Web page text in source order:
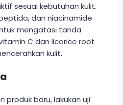
sesuai kebutuhan kulit.
dan niacinamide
mengatasi tanda
C dan licorice root
kulit.
produk baru, lakukan uji